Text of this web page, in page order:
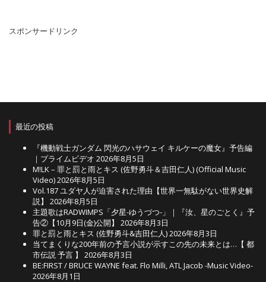
スポンサードリンク
最近の投稿
『機動戦士ガンダム 閃光のハサウェイ キルケーの魔女』予告編
｜プライムビデオ 2026年8月5日
M!LK – 罪と罰と雨とキス (佐野勇斗＆吉田仁人) (Official Music
Video)2026年8月5日
Vol.187 ユダヤ人が迫害された理由【世界一無駄がない世界史解
説】
2026年8月5日
主題歌はRADWIMPS「夕星-ゆうづつ-」｜『汝、星のごとく』予
告②【10月9日(金)公開】
2026年8月3日
罪と罰と雨とキス (佐野勇斗&吉田仁人)2026年8月3日
当てまくりな200年前の予言小説が示すこの先の未来とは…【 都
市伝説 予言 】
2026年8月3日
BE:FIRST / BRUCE WAYNE feat. Flo Milli, ATL Jacob -Music Video-
2026年8月1日